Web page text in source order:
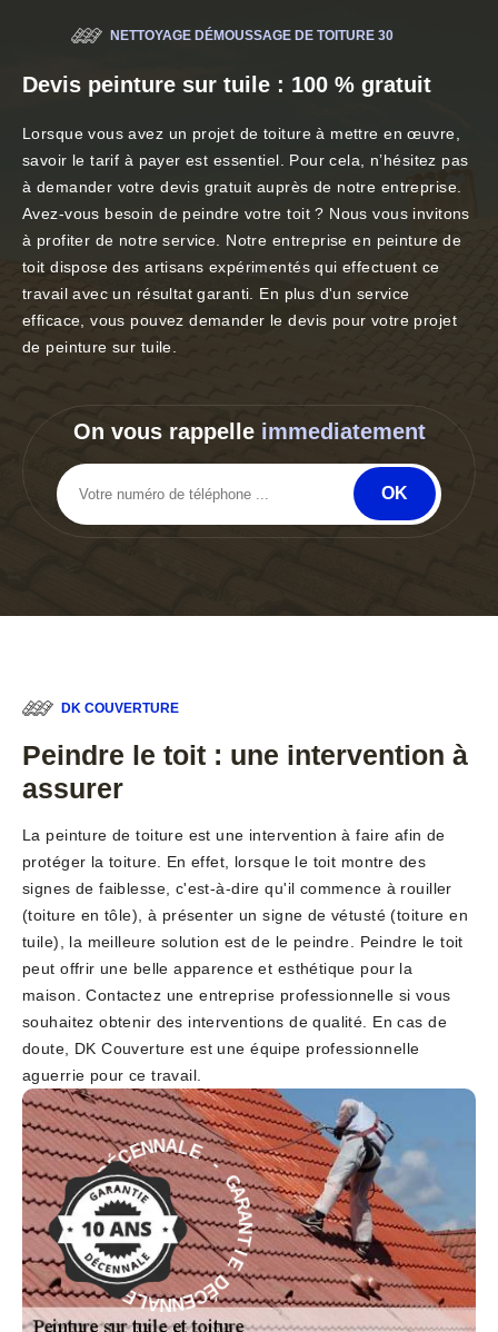
NETTOYAGE DÉMOUSSAGE DE TOITURE 30
Devis peinture sur tuile : 100 % gratuit
Lorsque vous avez un projet de toiture à mettre en œuvre,
savoir le tarif à payer est essentiel. Pour cela, n’hésitez pas
à demander votre devis gratuit auprès de notre entreprise.
Avez-vous besoin de peindre votre toit ? Nous vous invitons
à profiter de notre service. Notre entreprise en peinture de
toit dispose des artisans expérimentés qui effectuent ce
travail avec un résultat garanti. En plus d'un service
efficace, vous pouvez demander le devis pour votre projet
de peinture sur tuile.
On vous rappelle immediatement
DK COUVERTURE
Peindre le toit : une intervention à
assurer
La peinture de toiture est une intervention à faire afin de
protéger la toiture. En effet, lorsque le toit montre des
signes de faiblesse, c'est-à-dire qu'il commence à rouiller
(toiture en tôle), à présenter un signe de vétusté (toiture en
tuile), la meilleure solution est de le peindre. Peindre le toit
peut offrir une belle apparence et esthétique pour la
maison. Contactez une entreprise professionnelle si vous
souhaitez obtenir des interventions de qualité. En cas de
doute, DK Couverture est une équipe professionnelle
aguerrie pour ce travail.
G
A
R
A
N
T
I
E
D
É
C
E
N
NALE - GAR
A
N
T
I
E
D
É
C
E
N
N
A
L
E
-